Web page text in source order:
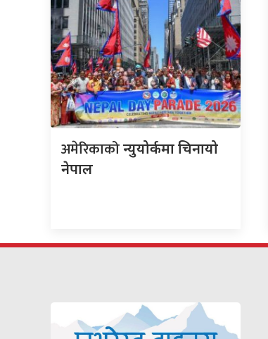
अमेरिकाकोन्युयोर्कमा चिनायो
नेपाल